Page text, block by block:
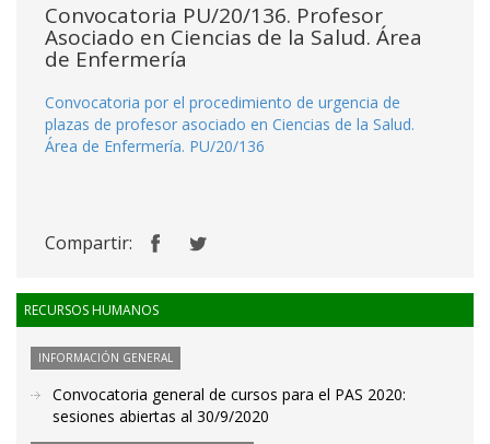
Convocatoria PU/20/136. Profesor
Asociado en Ciencias de la Salud. Área
de Enfermería
Convocatoria por el procedimiento de urgencia de
plazas de profesor asociado en Ciencias de la Salud.
Área de Enfermería. PU/20/136
Compartir:
RECURSOS HUMANOS
INFORMACIÓN GENERAL
Convocatoria general de cursos para el PAS 2020:
sesiones abiertas al 30/9/2020